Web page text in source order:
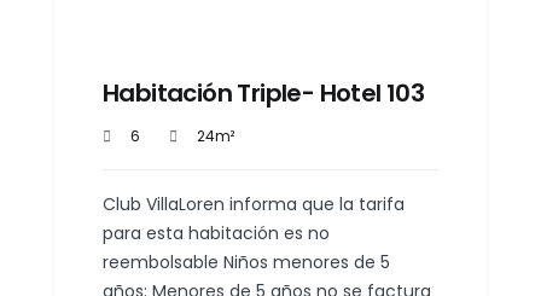
Habitación Triple- Hotel 103
6 24m²
Club VillaLoren informa que la tarifa
para esta habitación es no
reembolsable Niños menores de 5
años: Menores de 5 años no se factura